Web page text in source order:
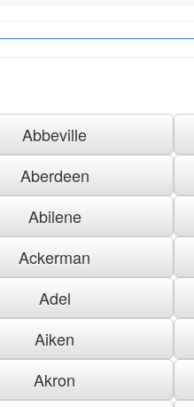
Abbeville
Aberdeen
Abilene
Ackerman
Adel
Aiken
Akron